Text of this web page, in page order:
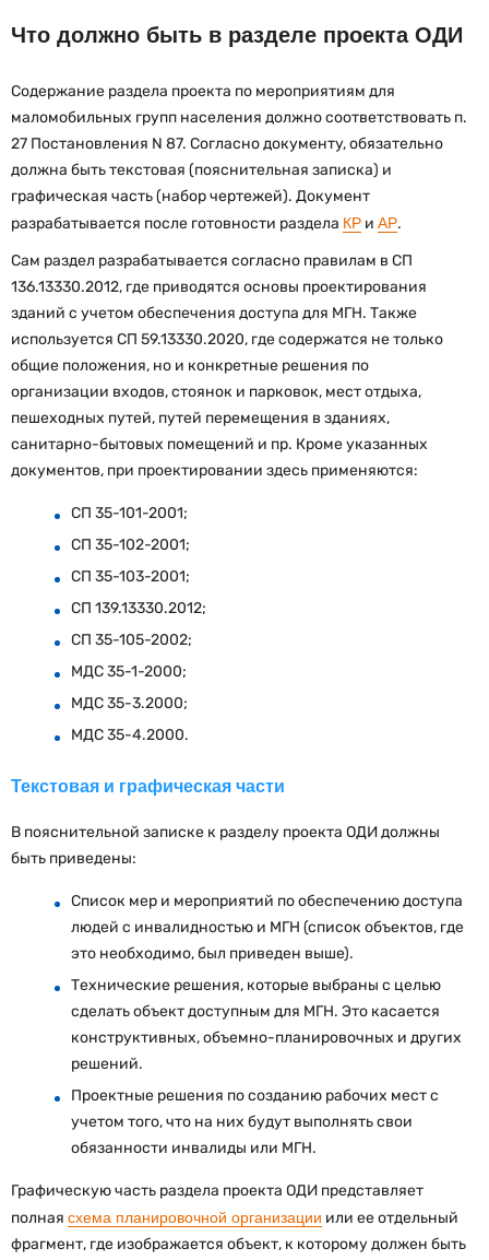
Что должно быть в разделе проекта ОДИ
Содержание раздела проекта по мероприятиям для
маломобильных групп населения должно соответствовать п.
27 Постановления N 87. Согласно документу, обязательно
должна быть текстовая (пояснительная записка) и
графическая часть (набор чертежей). Документ
разрабатывается после готовности раздела КР и АР.
Сам раздел разрабатывается согласно правилам в СП
136.13330.2012, где приводятся основы проектирования
зданий с учетом обеспечения доступа для МГН. Также
используется СП 59.13330.2020, где содержатся не только
общие положения, но и конкретные решения по
организации входов, стоянок и парковок, мест отдыха,
пешеходных путей, путей перемещения в зданиях,
санитарно-бытовых помещений и пр. Кроме указанных
документов, при проектировании здесь применяются:
СП 35-101-2001;
СП 35-102-2001;
СП 35-103-2001;
СП 139.13330.2012;
СП 35-105-2002;
МДС 35-1-2000;
МДС 35-3.2000;
МДС 35-4.2000.
Текстовая и графическая части
В пояснительной записке к разделу проекта ОДИ должны
быть приведены:
Список мер и мероприятий по обеспечению доступа
людей с инвалидностью и МГН (список объектов, где
это необходимо, был приведен выше).
Технические решения, которые выбраны с целью
сделать объект доступным для МГН. Это касается
конструктивных, объемно-планировочных и других
решений.
Проектные решения по созданию рабочих мест с
учетом того, что на них будут выполнять свои
обязанности инвалиды или МГН.
Графическую часть раздела проекта ОДИ представляет
полная схема планировочной организации или ее отдельный
фрагмент, где изображается объект, к которому должен быть